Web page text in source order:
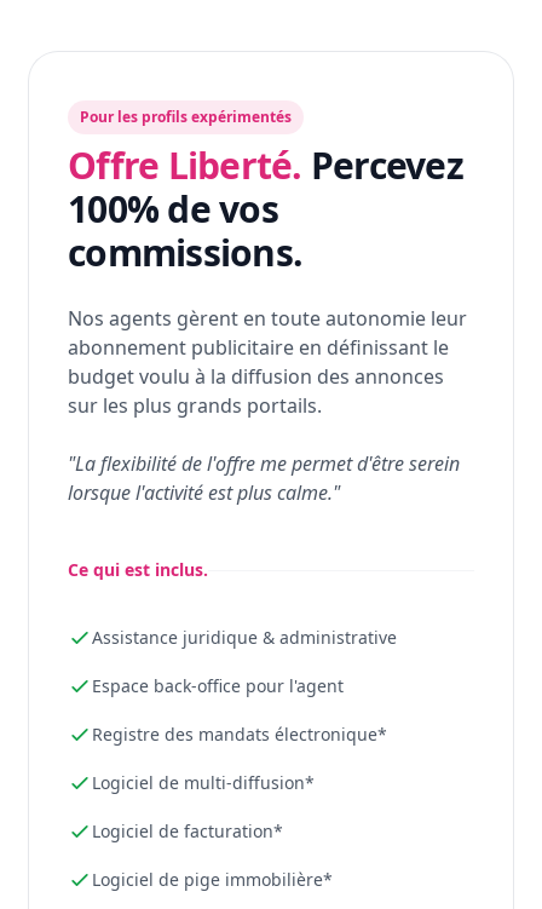
Pour les profils expérimentés
Offre Liberté. Percevez
100% de vos
commissions.
Nos agents gèrent en toute autonomie leur
abonnement publicitaire en définissant le
budget voulu à la diffusion des annonces
sur les plus grands portails.
"La flexibilité de l'offre me permet d'être serein
lorsque l'activité est plus calme."
Ce qui est inclus.
Assistance juridique & administrative
Espace back-office pour l'agent
Registre des mandats électronique*
Logiciel de multi-diffusion*
Logiciel de facturation*
Logiciel de pige immobilière*